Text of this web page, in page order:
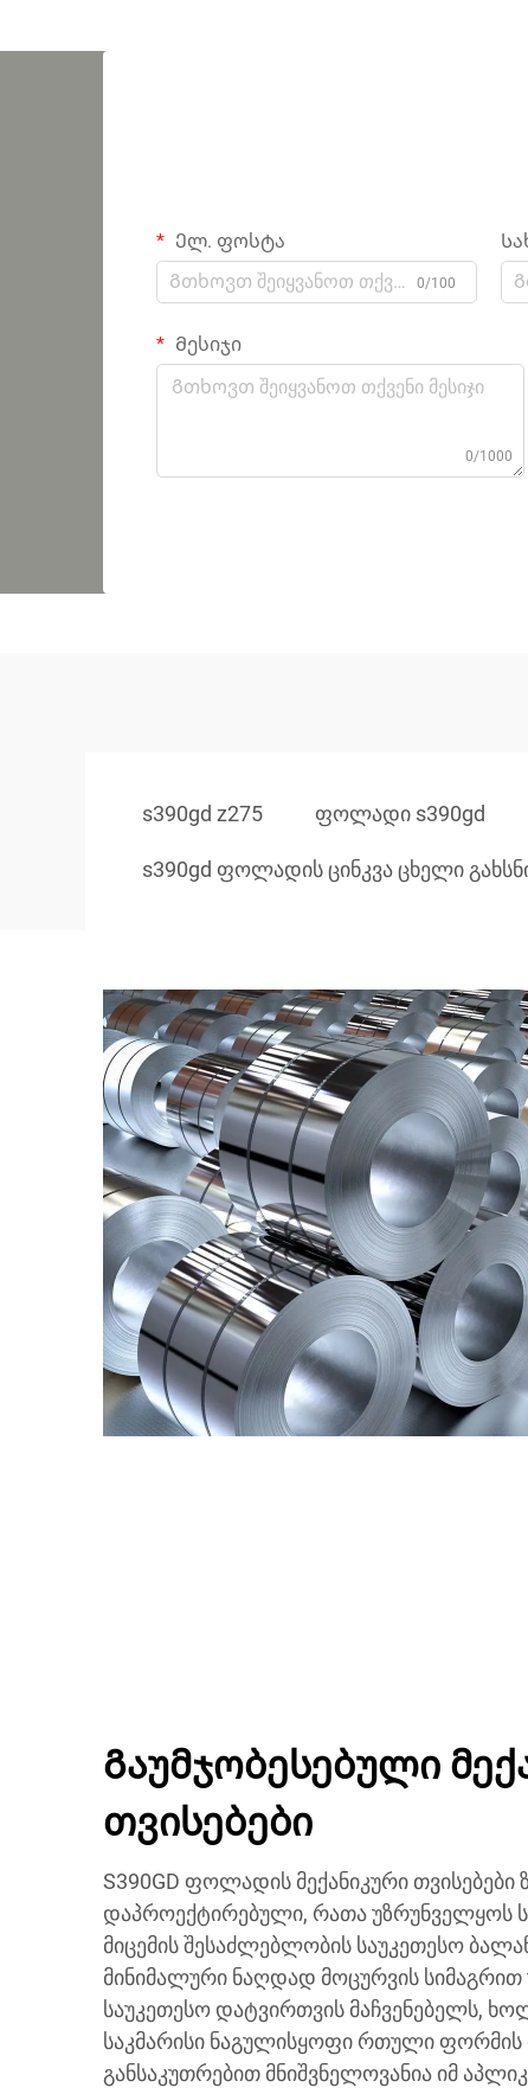
Ელ. ფოსტა
0/100
Მესიჯი
0/1000
s390gd z275 ფოლადი s390gd
s390gd ფოლადის ცინკვა ცხელი
Გაუმჯობესებული
თვისებები
S390GD ფოლადის მექანიკური თვისებები
დაპროექტირებული, რათა უზრუნველყოს
მიცემის შესაძლებლობის საუკეთესო
მინიმალური ნაღდად მოცურვის
საუკეთესო დატვირთვის მაჩვენებელს,
საკმარისი ნაგულისყოფი რთული ფორმის
განსაკუთრებით მნიშვნელოვანია იმ